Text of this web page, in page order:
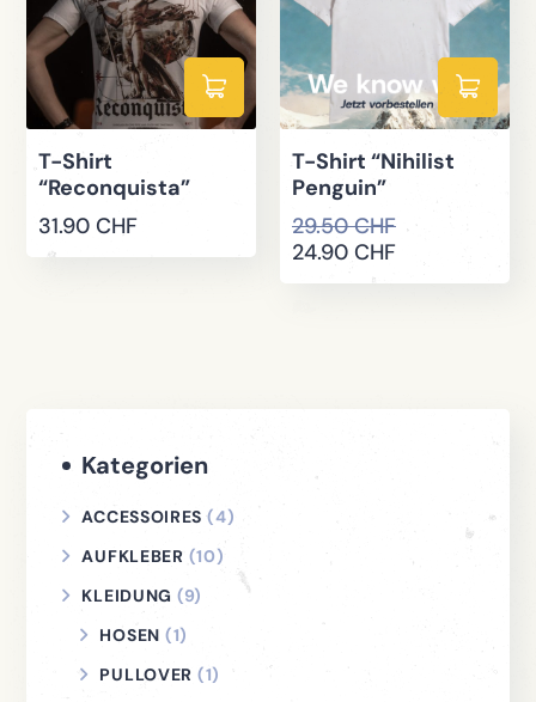
T-Shirt
“Reconquista”
31.90CHF
T-Shirt “Nihilist
Penguin”
29.50CHF
24.90 CHF
Kategorien
ACCESSOIRES (4)
AUFKLEBER (10)
KLEIDUNG (9)
HOSEN (1)
PULLOVER (1)